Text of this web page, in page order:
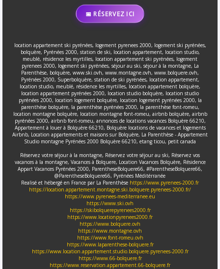
📅 RÉSERVEZ ICI
location appartement ski pyrénées, logement pyrenees 2000, logement ski pyrénées,
bolquère, Pyrénées 2000, station de ski, location appartement, location studio,
meublé, résidence les myrtilles, location appartement ski pyrénées, logement
pyrenees 2000, logement ski pyrénées, séjour au ski, séjour à la montagne, La
Parenthèse, bolquère, www.ski.ovh, www.montagne.ovh, www.bolquere.ovh,
Pyrénées 2000, Superbolquère, station de ski pyrénées, location appartement,
location studio, meublé, résidence les myrtilles, location appartement bolquère,
location appartement pyrénées 2000, location studio bolquère, location studio
pyrénées 2000, location logement bolquère, location logement pyrénées 2000, la
parenthèse bolquère, la parenthèse pyrénées 2000, la parenthèse font-romeu,
location montagne bolquère, location montagne font-romeu, airbnb bolquère, airbnb
pyrénées 2000, airbnb font-romeu, annonces de locations vacances Bolquère 66210,
Appartement à louer à Bolquère 66210, Bolquère locations de vacances et logements
Airbnb, Location appartements et maisons sur Bolquère, La Parenthèse - Appartement
Studio montagne Pyrénées 2000 Bolquère 66210, etang ticou, petit canada
Réservez votre séjour à la montagne, Réservez votre séjour au ski, Réservez vos
vacances à la montagne, Vacances à Bolquere, Location Vacances Bolquère, Résidence
Appart Vacances Pyrénées 2000, ParentheseBolquere66, #ParentheseBolquere66,
@ParentheseBolquere66, Pyrénées Méditérranée
Realisé et hébergé en France par La Parenthèse https://www.pyrenees-2000.fr
https://location.appartement.montagne.ski.bolquere.pyrenees-2000.fr/
https://www.pyrenees-mediterranee.eu
https://www.ski.ovh
https://skibolquerepyrenees2000.fr
https://www.locationpyrenees2000.fr
https://www.bolquere.ovh
https://www.montagne.ovh
https://www.font-romeu.ovh
https://www.laparenthese-bolquere.fr
https://www.location.appartement.studio.bolquere.pyrenees-2000.fr
https://www.66-bolquere.fr
https://www.reservation.appartement.66-bolquere.fr